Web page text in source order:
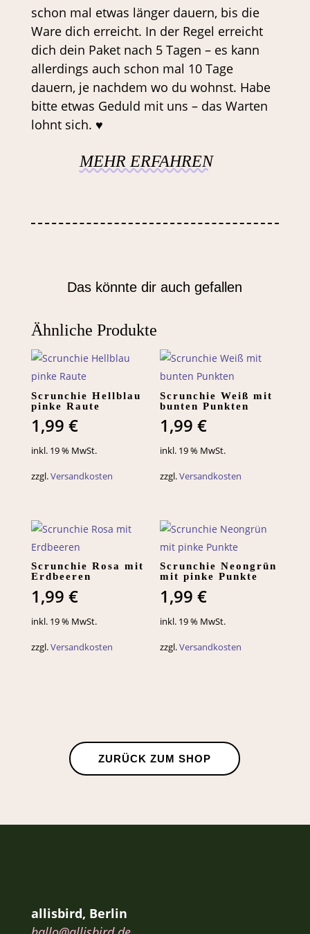
schon mal etwas länger dauern, bis die
Ware dich erreicht. In der Regel erreicht
dich dein Paket nach 5 Tagen – es kann
allerdings auch schon mal 10 Tage
dauern, je nachdem wo du wohnst. Habe
bitte etwas Geduld mit uns – das Warten
lohnt sich. ♥
MEHR ERFAHREN
Das könnte dir auch gefallen
Ähnliche Produkte
Scrunchie Hellblau
pinke Raute
1,99 €
inkl. 19 % MwSt.
zzgl.Versandkosten
Scrunchie Weiß mit
bunten Punkten
1,99€
inkl. 19 % MwSt.
zzgl.Versandkosten
Scrunchie Rosa mit
Erdbeeren
1,99 €
inkl. 19 % MwSt.
zzgl.Versandkosten
Scrunchie Neongrün
mit pinke Punkte
1,99€
inkl. 19 % MwSt.
zzgl.Versandkosten
ZURÜCK ZUM SHOP
allisbird, Berlin